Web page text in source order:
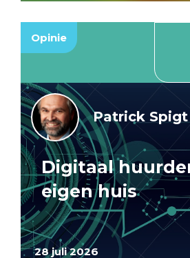
Opinie
28 juli 2026
Patrick Spigt
Digitaal
eigen huis